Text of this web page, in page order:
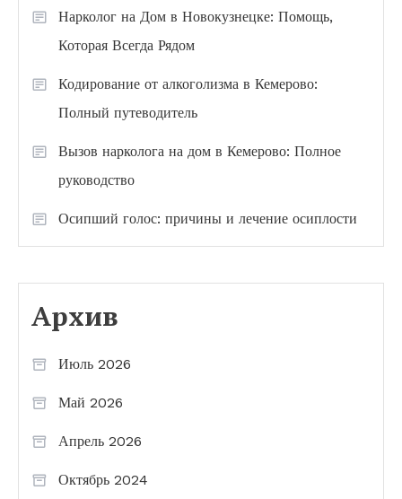
Нарколог на Дом в Новокузнецке: Помощь,
Которая Всегда Рядом
Кодирование от алкоголизма в Кемерово:
Полный путеводитель
Вызов нарколога на дом в Кемерово: Полное
руководство
Осипший голос: причины и лечение осиплости
Архив
Июль 2026
Май 2026
Апрель 2026
Октябрь 2024